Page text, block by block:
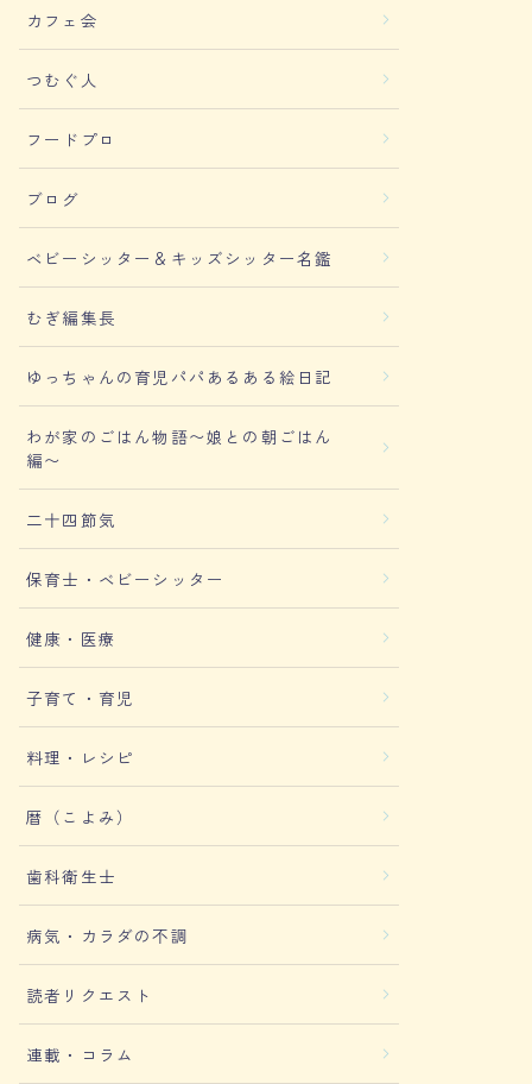
カフェ会
つむぐ人
フードプロ
ブログ
ベビーシッター＆キッズシッター名鑑
むぎ編集長
ゆっちゃんの育児パパあるある絵日記
わが家のごはん物語〜娘との朝ごはん
編〜
二十四節気
保育士・ベビーシッター
健康・医療
子育て・育児
料理・レシピ
暦（こよみ）
歯科衛生士
病気・カラダの不調
読者リクエスト
連載・コラム